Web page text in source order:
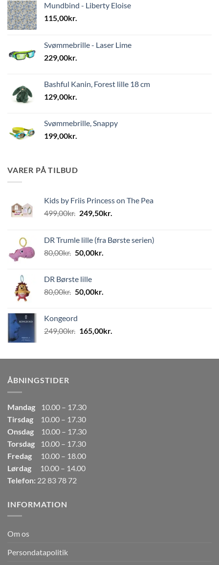
Mundbind - Liberty Eloise
115,00kr.
Svømmebrille - Laser Lime
229,00kr.
Bashful Kanin, Forest lille 18 cm
129,00kr.
Svømmebrille, Snappy
199,00kr.
VARER PÅ TILBUD
Kids by Friis Princess on The Pea
499,00kr. Den
var:
499,00kr..
249,50kr.
er:
DR Trumle lille (fra Børste serien)
80,00kr. Den
var:
80,00kr..
50,00kr.
50,00kr..
DR Børste lille
80,00kr. Den
var:
80,00kr..
50,00kr.
50,00kr..
Kongeord
249,00kr. Den
var:
165,00kr.
er:
ÅBNINGSTIDER
Mandag
10.00 – 17.30
Tirsdag
10.00 – 17.30
Onsdag
10.00 – 17.30
Torsdag
10.00 – 17.30
Fredag
10.00 – 18.00
Lørdag
10.00 – 14.00
Telefon: 22 83 78 72
INFORMATION
Om os
Persondatapolitik